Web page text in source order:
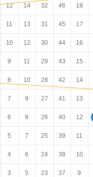
12 14 32 46 18
11 13 31 45 17
10 12 30 44 16
9 11 29 43 15
8 10 28 42 14
7 9 27 41 13
6 8 26 40 12
5 7 25 39 11
4 6 24 38 10
3 5 23 37 9